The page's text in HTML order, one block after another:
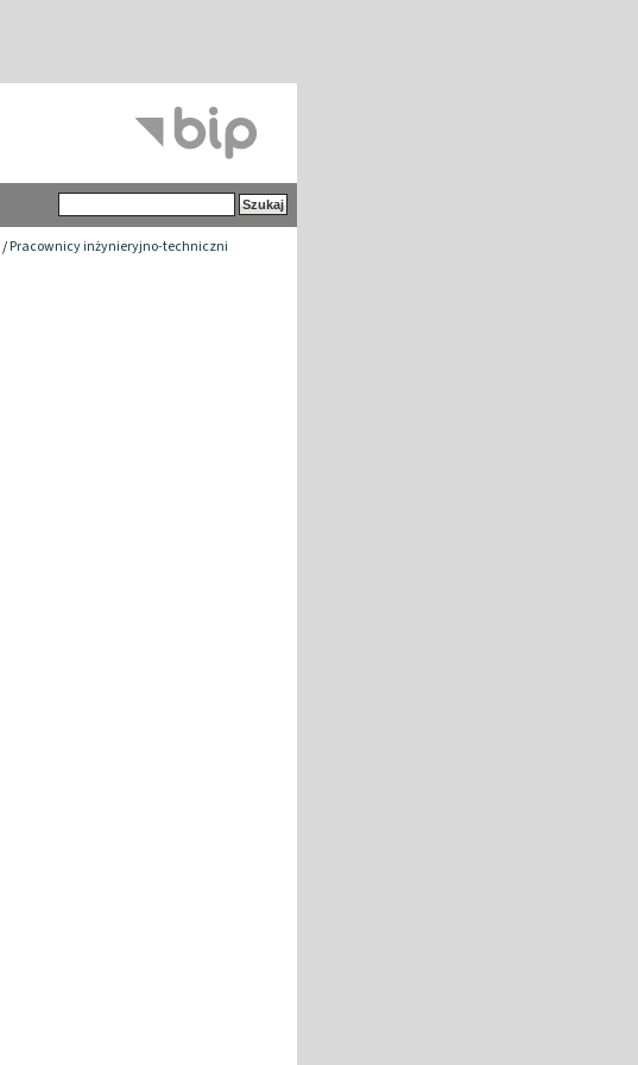
/Pracownicy inżynieryjno-techniczni